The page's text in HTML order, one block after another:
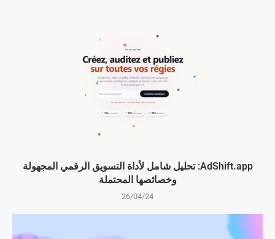
AdShift.app: تحليل شامل لأداة التسويق الرقمي المجهولة
وخصائصها المحتملة
26/04/24